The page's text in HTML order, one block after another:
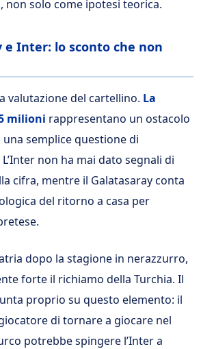
solo come ipotesi teorica.
e Inter: lo sconto che non
valutazione del cartellino. La
milioni rappresentano un ostacolo
semplice questione di
non ha mai dato segnali di
cifra, mentre il Galatasaray conta
del ritorno a casa per
dopo la stagione in nerazzurro,
forte il richiamo della Turchia. Il
proprio su questo elemento: il
di tornare a giocare nel
potrebbe spingere l’Inter a